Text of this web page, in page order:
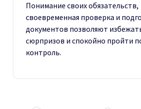
Понимание своих обязательств,
своевременная проверка и
документов позволяют
сюрпризов и спокойно пройти
контроль.